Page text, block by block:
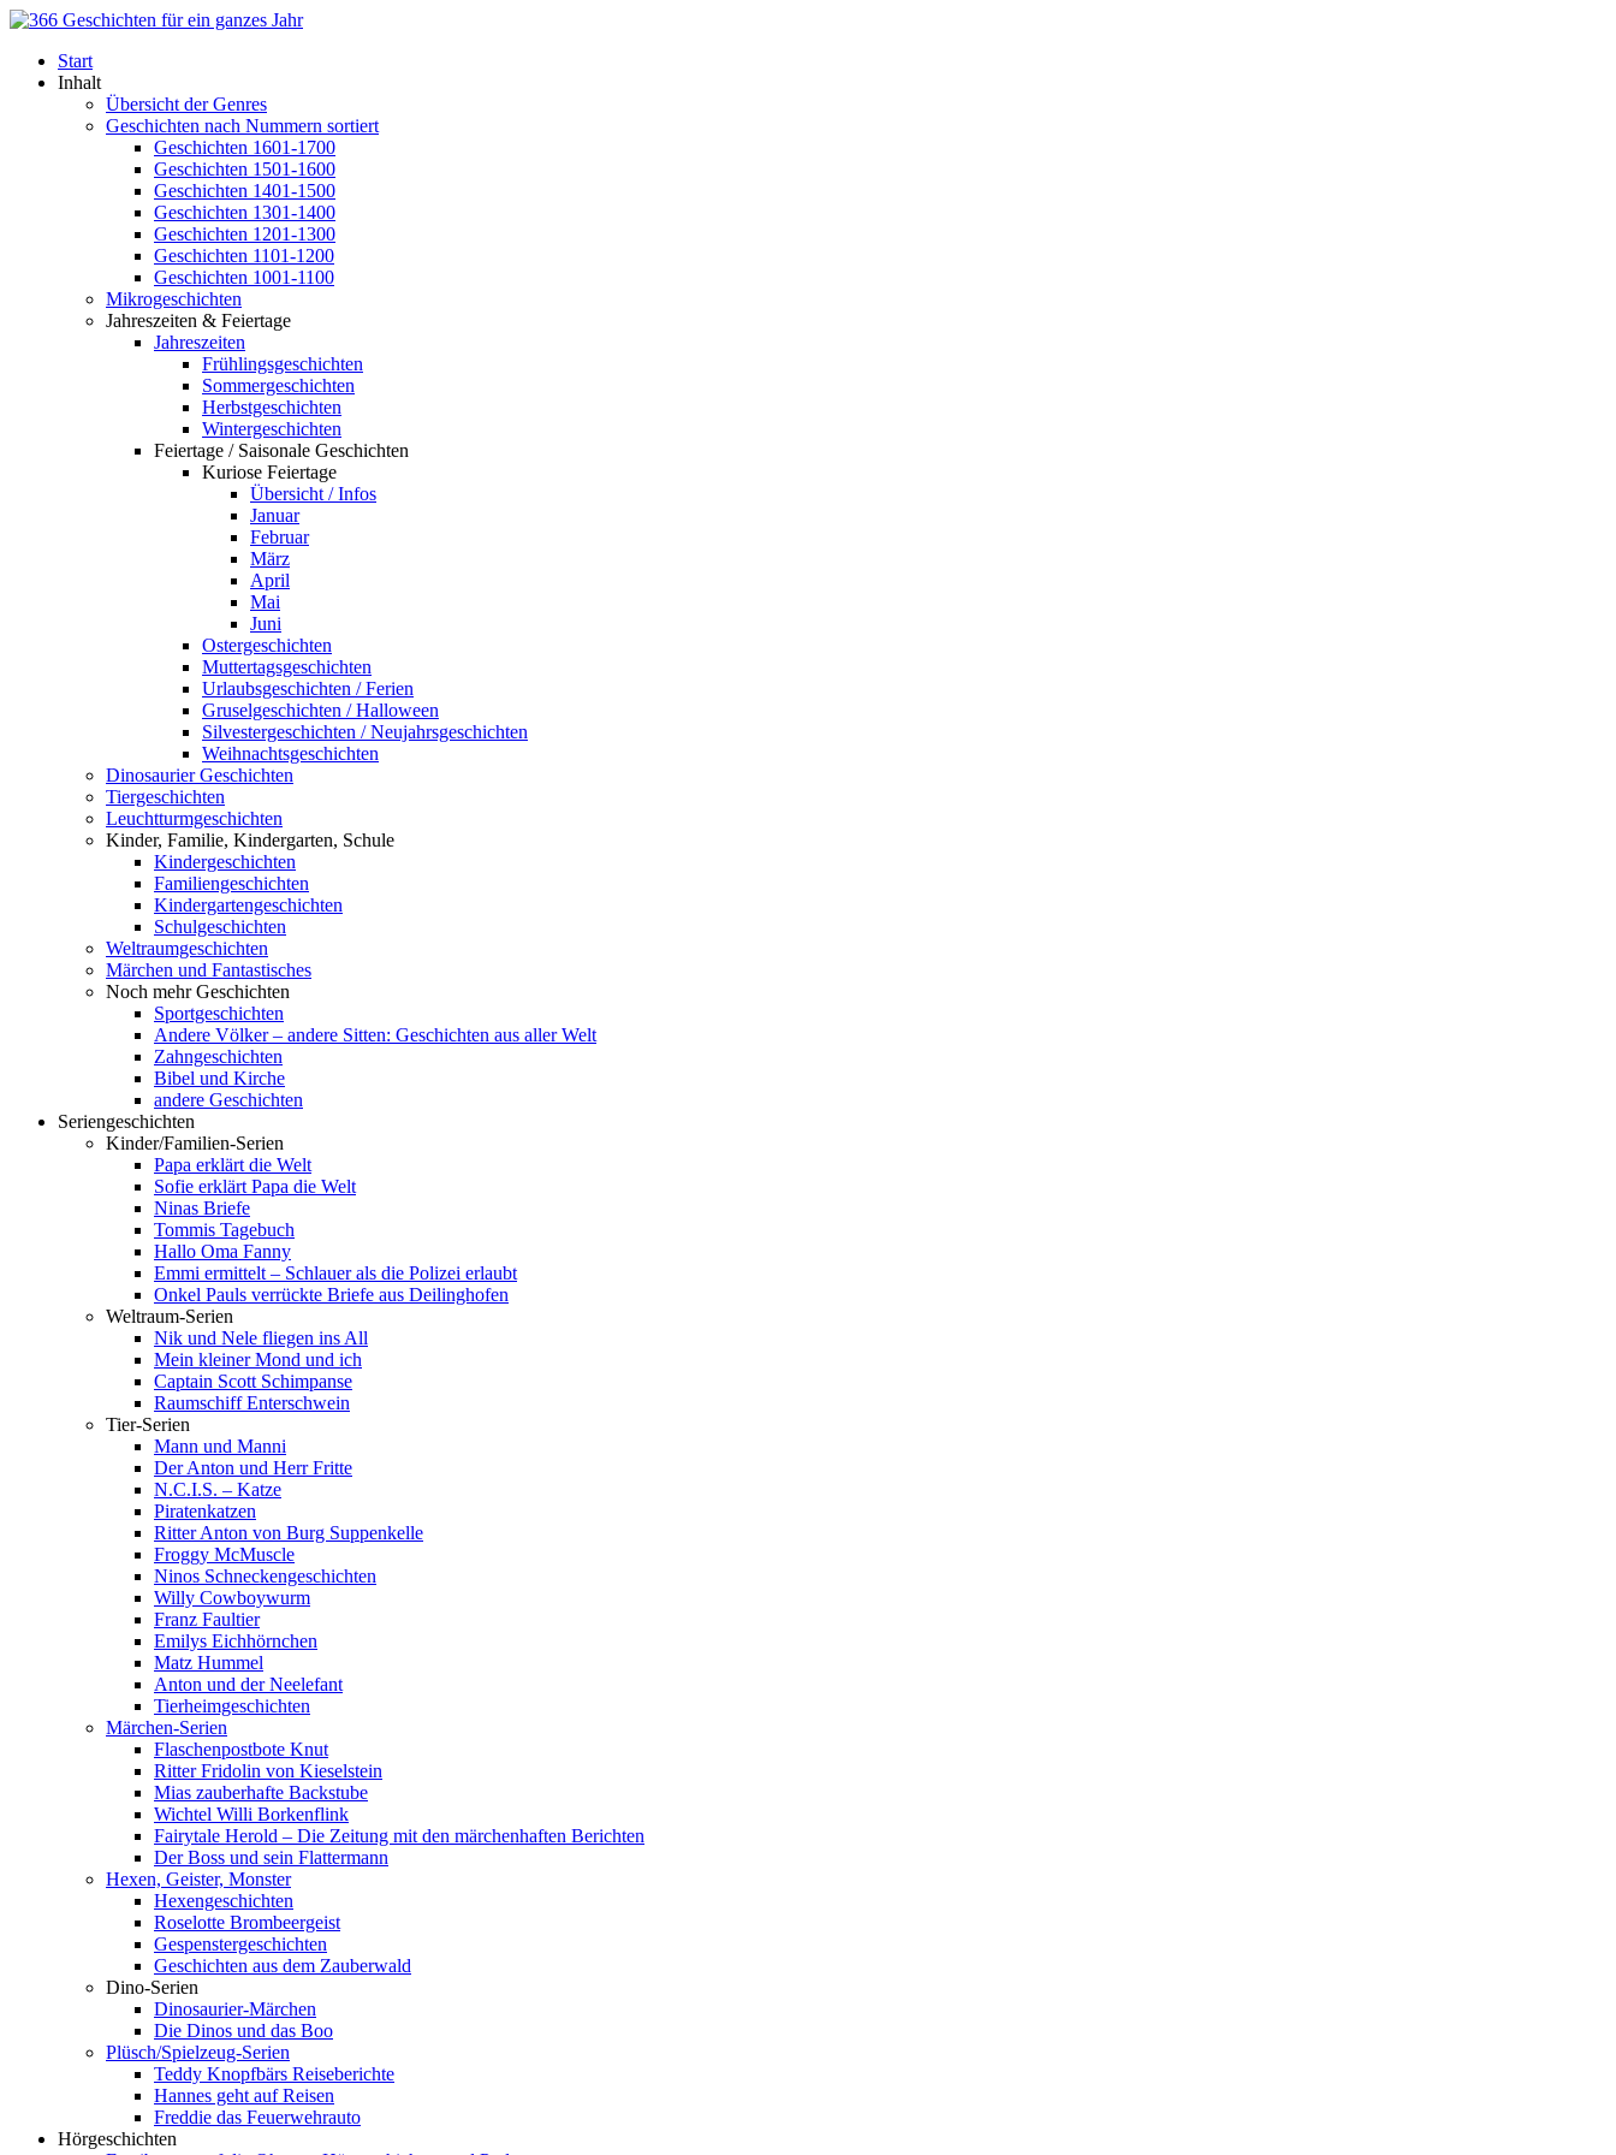
Start
Inhalt
Übersicht der Genres
Geschichten nach Nummern sortiert
Geschichten 1601-1700
Geschichten 1501-1600
Geschichten 1401-1500
Geschichten 1301-1400
Geschichten 1201-1300
Geschichten 1101-1200
Geschichten 1001-1100
Mikrogeschichten
Jahreszeiten & Feiertage
Jahreszeiten
Frühlingsgeschichten
Sommergeschichten
Herbstgeschichten
Wintergeschichten
Feiertage / Saisonale Geschichten
Kuriose Feiertage
Übersicht / Infos
Januar
Februar
März
April
Mai
Juni
Ostergeschichten
Muttertagsgeschichten
Urlaubsgeschichten / Ferien
Gruselgeschichten / Halloween
Silvestergeschichten / Neujahrsgeschichten
Weihnachtsgeschichten
Dinosaurier Geschichten
Tiergeschichten
Leuchtturmgeschichten
Kinder, Familie, Kindergarten, Schule
Kindergeschichten
Familiengeschichten
Kindergartengeschichten
Schulgeschichten
Weltraumgeschichten
Märchen und Fantastisches
Noch mehr Geschichten
Sportgeschichten
Andere Völker – andere Sitten: Geschichten aus aller Welt
Zahngeschichten
Bibel und Kirche
andere Geschichten
Seriengeschichten
Kinder/Familien-Serien
Papa erklärt die Welt
Sofie erklärt Papa die Welt
Ninas Briefe
Tommis Tagebuch
Hallo Oma Fanny
Emmi ermittelt – Schlauer als die Polizei erlaubt
Onkel Pauls verrückte Briefe aus Deilinghofen
Weltraum-Serien
Nik und Nele fliegen ins All
Mein kleiner Mond und ich
Captain Scott Schimpanse
Raumschiff Enterschwein
Tier-Serien
Mann und Manni
Der Anton und Herr Fritte
N.C.I.S. – Katze
Piratenkatzen
Ritter Anton von Burg Suppenkelle
Froggy McMuscle
Ninos Schneckengeschichten
Willy Cowboywurm
Franz Faultier
Emilys Eichhörnchen
Matz Hummel
Anton und der Neelefant
Tierheimgeschichten
Märchen-Serien
Flaschenpostbote Knut
Ritter Fridolin von Kieselstein
Mias zauberhafte Backstube
Wichtel Willi Borkenflink
Fairytale Herold – Die Zeitung mit den märchenhaften Berichten
Der Boss und sein Flattermann
Hexen, Geister, Monster
Hexengeschichten
Roselotte Brombeergeist
Gespenstergeschichten
Geschichten aus dem Zauberwald
Dino-Serien
Dinosaurier-Märchen
Die Dinos und das Boo
Plüsch/Spielzeug-Serien
Teddy Knopfbärs Reiseberichte
Hannes geht auf Reisen
Freddie das Feuerwehrauto
Hörgeschichten